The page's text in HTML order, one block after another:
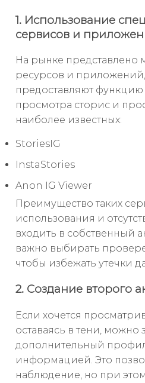
1. Использование
сервисов и
На рынке представлено
ресурсов и
предоставляют
просмотра сторис и
наиболее известных:
StoriesIG
InstaStories
Anon IG Viewer
Преимущество таких
использования и
входить в собственный
важно выбирать
чтобы избежать утечки
2. Создание второго
Если хочется
оставаясь в тени, можно
дополнительный
информацией. Это
наблюдение, но при